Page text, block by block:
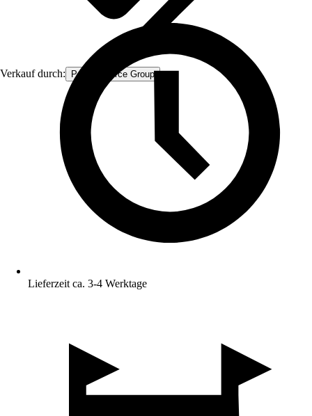
Verkauf durch: Procommerce Group
Lieferzeit ca. 3-4 Werktage